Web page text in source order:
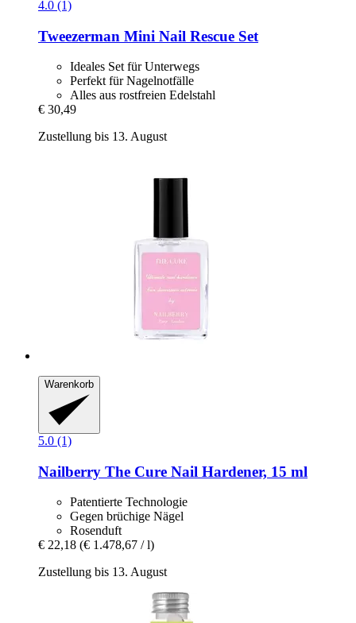
4.0 (1)
Tweezerman Mini Nail Rescue Set
Ideales Set für Unterwegs
Perfekt für Nagelnotfälle
Alles aus rostfreien Edelstahl
€ 30,49
Zustellung bis 13. August
Warenkorb
5.0 (1)
Nailberry The Cure Nail Hardener, 15 ml
Patentierte Technologie
Gegen brüchige Nägel
Rosenduft
€ 22,18 (€ 1.478,67 / l)
Zustellung bis 13. August